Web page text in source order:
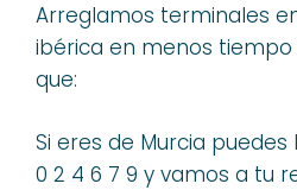
Arreglamos terminales
ibérica en menos tiempo
que:
Si eres de Murcia
0 2 4 6 7 9 y vamos a tu